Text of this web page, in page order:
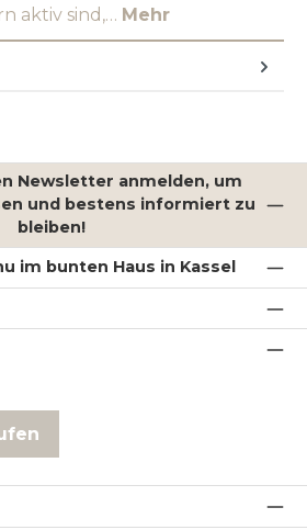
aktiv sind,… Mehr
Newsletter anmelden, um
und bestens informiert zu
bleiben!
im bunten Haus in Kassel